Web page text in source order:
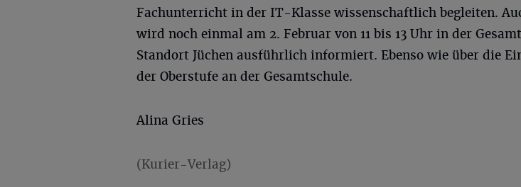
Fachunterricht in der IT-Klasse wissenschaftlich begleiten.
wird noch einmal am 2. Februar von 11 bis 13 Uhr in der
Standort Jüchen ausführlich informiert. Ebenso wie über die
der Oberstufe an der Gesamtschule.
Alina Gries
(Kurier-Verlag)